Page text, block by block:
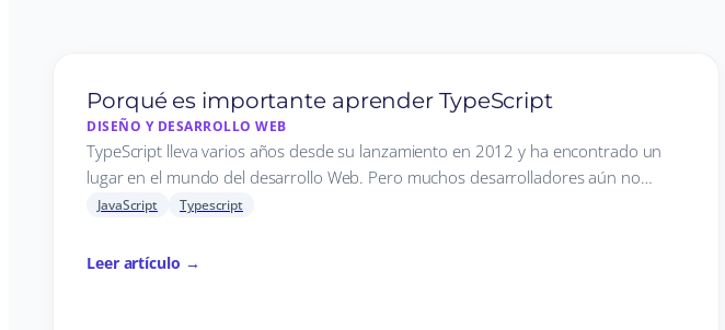
Porqué es importante aprender TypeScript
DISEÑO Y DESARROLLO WEB
TypeScript lleva varios años desde su lanzamiento en 2012 y ha encontrado un
lugar en el mundo del desarrollo Web. Pero muchos desarrolladores aún no…
JavaScript Typescript
Leer artículo →